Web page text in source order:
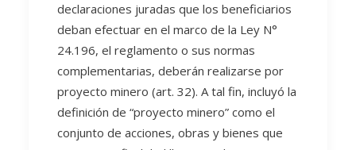
declaraciones juradas que los beneficiarios
deban efectuar en el marco de la Ley N°
24.196, el reglamento o sus normas
complementarias, deberán realizarse por
proyecto minero (art. 32). A tal fin, incluyó la
definición de “proyecto minero” como el
conjunto de acciones, obras y bienes que